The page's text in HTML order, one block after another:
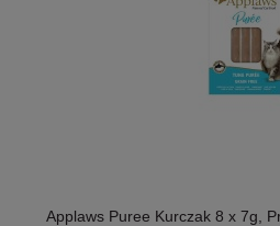
Applaws Puree Kurczak 8 x 7g,